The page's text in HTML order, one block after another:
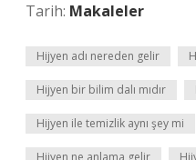
Tarih: Makaleler
Hijyen adı nereden gelir
Hijyen bir bilim dalı mıdır
Hijyen ile temizlik aynı şey mi
Hijyen ne anlama gelir